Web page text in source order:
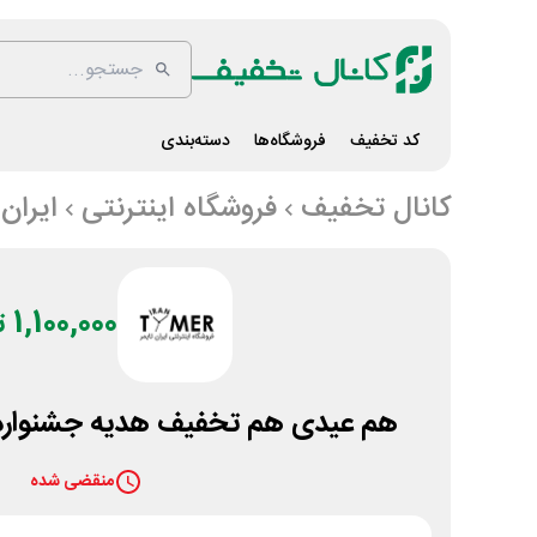
کد تخفیف فروشگاه‌ها دسته‌بندی
کانال تخفیف فروشگاه اینترنتی
1,100,000 تومان
هم عیدی هم تخفیف هدیه جشنواره
منقضی شده